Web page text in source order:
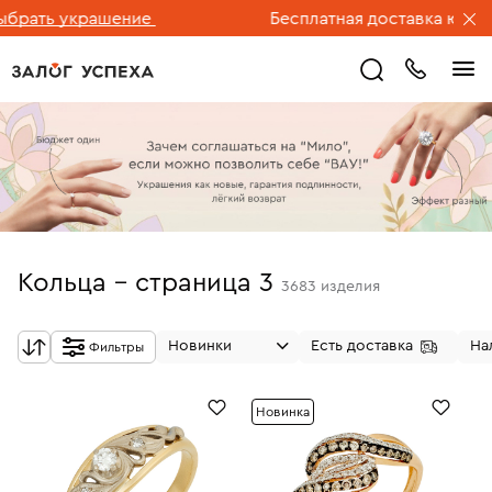
украшение Бесплатная доставка
Кольца - страница 3 3683 изделия
Фильтры Новинки Есть доставка
Новинка